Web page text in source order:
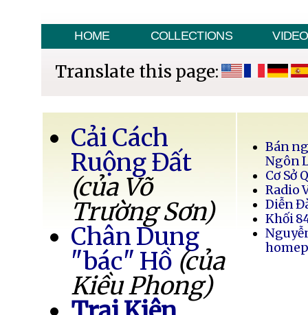
HOME COLLECTIONS VIDEO
Translate this page:
Cải Cách
Ruộng Đất
(của Võ
Trường Sơn)
Chân Dung
"bác" Hồ (của
Kiều Phong)
Bán
Ngôn
Cơ Sở
Radio
Diễn
Khối